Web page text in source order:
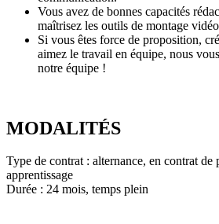
Vous avez de bonnes capacités
maîtrisez les outils de montage
Si vous êtes force de proposition,
aimez le travail en équipe, nous
notre équipe !
MODALITÉS
Type de contrat : alternance, en contrat de
apprentissage
Durée : 24 mois, temps plein